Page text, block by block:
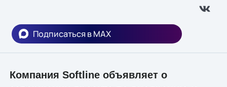
Подписаться в MAX
Компания Softline объявляет о